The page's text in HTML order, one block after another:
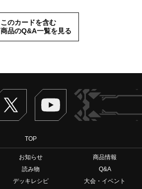
このカードを含む
商品のQ&A一覧を見る
Twitter ヴァンガードch
TOP
お知らせ
商品情報
読み物
Q&A
デッキレシピ
大会・イベント